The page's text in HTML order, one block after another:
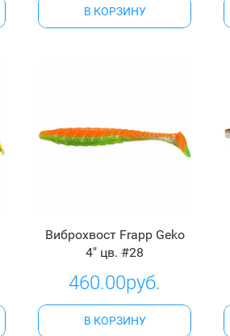
В КОРЗИНУ
Виброхвост Frapp Geko
4" цв. #28
460.00руб.
В КОРЗИНУ